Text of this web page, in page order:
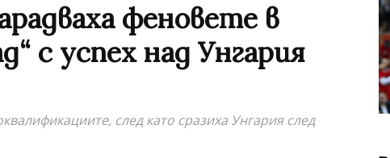
феновете в
с успех над Унгария
след като сразиха Унгария след